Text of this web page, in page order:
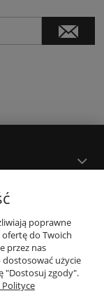
poprawne
do Twoich
przez nas
użycie
"Dostosuj zgody".
Polityce